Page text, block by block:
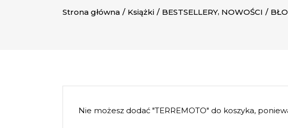
Strona główna / Książki / BESTSELLERY, NOWOŚCI /
Nie możesz dodać "TERREMOTO" do koszyka,